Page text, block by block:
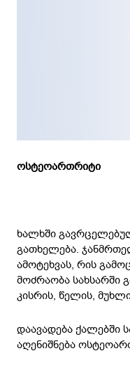
ოსტეოართრიტი
ხალხში
გათხელება.
ამოტეხვას, რის
მოძრაობა სახსარში
კისრის, წელის,
დაავადება ქალებში
აღენიშნება